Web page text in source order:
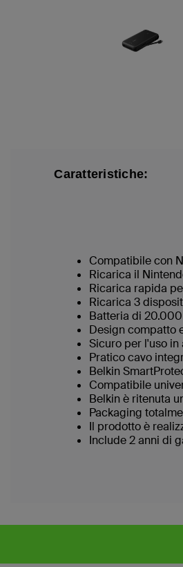
Caratteristiche:
Compatibile con
Ricarica il
Ricarica rapida
Ricarica 3
Batteria di
Design compatto
Sicuro per l'uso
Pratico cavo
Belkin
Compatibile
Belkin è ritenuta
Packaging
Il prodotto è
Include 2 anni di